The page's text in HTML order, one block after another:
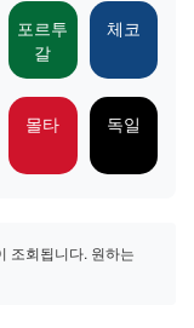
포르투
갈
체코
몰타 독일
조회됩니다. 원하는